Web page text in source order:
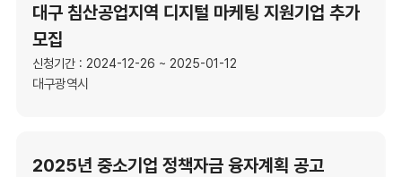
대구 침산공업지역 디지털 마케팅 지원기업 추가
모집
신청기간 : 2024-12-26 ~ 2025-01-12
대구광역시
2025년 중소기업 정책자금 융자계획 공고